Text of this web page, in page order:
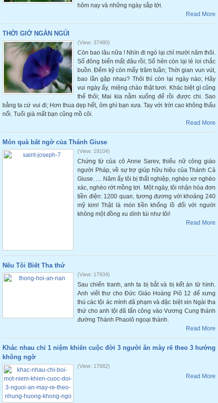
hôm nay và những ngày sắp tới.
Read More
THỜI GIỜ NGẮN NGỦI
(View: 37480)
Còn bao lâu nữa ! Nhìn đi ngó lại chỉ mười năm thôi.
Số đông biến mất đâu rồi; Số hên còn lại lẻ loi chắc
buồn. Đếm kỹ còn mấy trăm tuần; Thời gian vun vút,
bao lần gặp nhau? Thôi thì còn lại ngày nào; Hãy
vui ngày ấy, miệng chào thật tươi. Khác biệt gì cũng
thế thôi; Mai kia nằm xuống để rồi được chi. Sao
bằng ta cứ vui đi; Hơn thua dẹp hết, ôm ghì bạn xưa. Tay với trời cao không thấu
nổi. Tuổi già mất bạn cũng mồ côi.
Read More
Món quà bất ngờ của Thánh Giuse
(View: 19104)
Chứng từ của cô Anne Sarev, thiếu nữ công giáo
người Pháp, về sự trợ giúp hữu hiệu của Thánh Cả
Giuse. … Năm ấy tôi bị thất nghiệp, nghèo xơ nghèo
xác, nghèo rớt mồng tơi. Một ngày, tôi nhận hóa đơn
tiền điện: 1200 quan, tương đương với khoảng 240
mỹ kim! Thật là món tiền khổng lồ đối với người
không một đồng xu dính túi như tôi!
Read More
Nếu Tôi Biết Tha thứ
(View: 17934)
Sau chiến tranh, anh ta bị bắt và bị kết án tử hình.
Anh viết thư cho Đức Giáo Hoàng Piô 12 để xưng
thú các tội ác mình đã phạm và đặc biệt xin Ngài tha
thứ cho anh tội đã tấn công vào Vương Cung thánh
đường Thánh Phaolô ngoại thành.
Read More
Khác nhau chỉ 1 niệm khiến cuộc đời 3 người ăn mày rẽ theo 3 hướng
không ngờ
(View: 17682)
Read More